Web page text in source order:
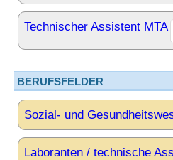
Technischer Assistent MTA
BERUFSFELDER
Sozial- und
Laboranten / technische